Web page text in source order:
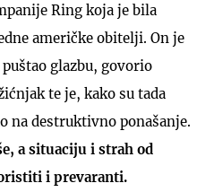
Ring koja je bila
američke obitelji. On je
glazbu, govorio
te je, kako su tada
na destruktivno ponašanje.
a situaciju i strah od
i prevaranti.